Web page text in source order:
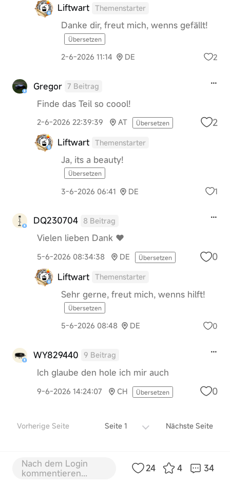
Liftwart Themenstarter
Danke dir, freut mich, wenns gefällt!
Übersetzen
2-6-2026 11:14 DE 2
Gregor 7 Beitrag
Finde das Teil so coool!
2-6-2026 22:39:39 AT Übersetzen 2
Liftwart Themenstarter
Ja, its a beauty!
Übersetzen
3-6-2026 06:41 DE 1
DQ230704 8 Beitrag
Vielen lieben Dank ♥️
5-6-2026 08:34:38 DE Übersetzen 0
Liftwart Themenstarter
Sehr gerne, freut mich, wenns hilft!
Übersetzen
5-6-2026 08:48 DE 0
WY829440 9 Beitrag
Ich glaube den hole ich mir auch
9-6-2026 14:24:07 CH Übersetzen 0
Vorherige Seite Seite 1 Nächste Seite
Nach dem Login
kommentieren...
24 4 34